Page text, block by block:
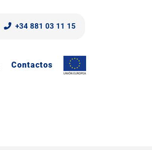
+34 881 03 11 15
Contactos